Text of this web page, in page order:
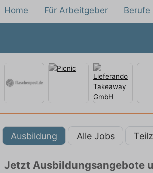
Home Für Arbeitgeber Berufe
Ausbildung Alle Jobs
Jetzt Ausbildungsangebote